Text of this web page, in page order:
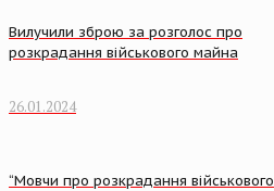
Вилучили зброю за розголос про
розкрадання військового майна
26.01.2024
“Мовчи про розкрадання військового